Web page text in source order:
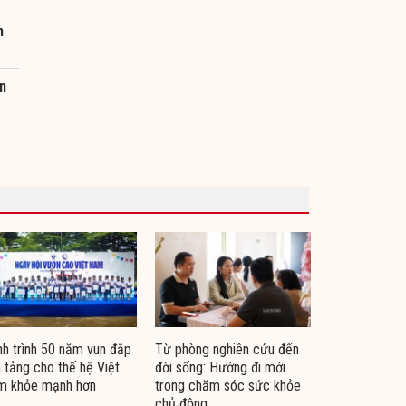
trình 50 năm vun đắp
tảng cho thế hệ Việt
khỏe mạnh hơn
Từ phòng nghiên cứu đến
đời sống: Hướng đi mới
trong chăm sóc sức khỏe